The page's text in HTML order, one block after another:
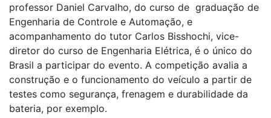
professor Daniel Carvalho, do curso de graduação de
Engenharia de Controle e Automação, e
acompanhamento do tutor Carlos Bisshochi, vice-
diretor do curso de Engenharia Elétrica, é o único do
Brasil a participar do evento. A competição avalia a
construção e o funcionamento do veículo a partir de
testes como segurança, frenagem e durabilidade da
bateria, por exemplo.